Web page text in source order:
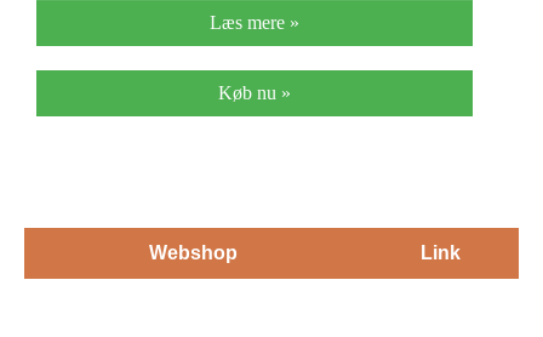
Læs mere »
Køb nu »
Webshop Link